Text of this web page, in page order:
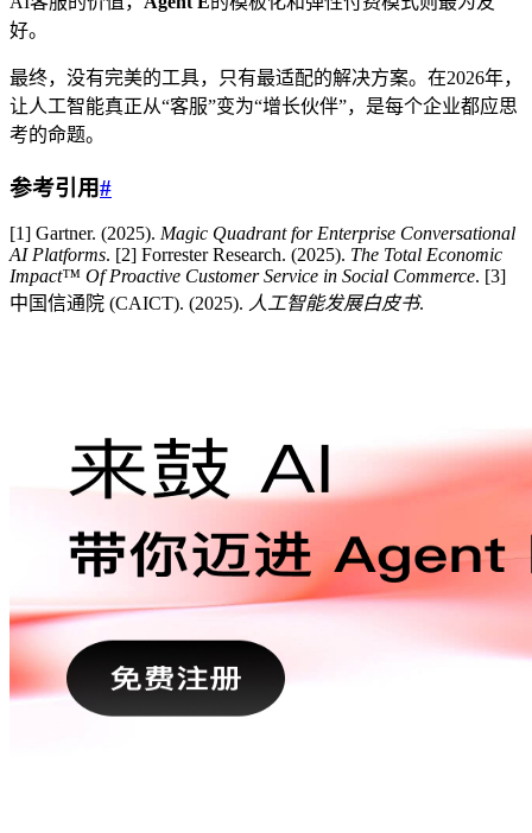
好。
最终，没有完美的工具，只有最适配的解决方案。在2026年，
让人工智能真正从“客服”变为“增长伙伴”，是每个企业都应思
考的命题。
参考引用#
[1] Gartner. (2025). Magic Quadrant for Enterprise Conversational
AI Platforms. [2] Forrester Research. (2025). The Total Economic
Impact™ Of Proactive Customer Service in Social Commerce. [3]
中国信通院 (CAICT). (2025). 人工智能发展白皮书.